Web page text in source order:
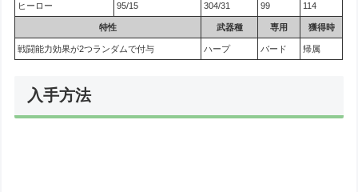
ヒーロー 95/15 304/31 99 114
特性 武器種 専用 獲得時
戦闘能力効果が2つランダムで付与 ハープ バード 帰属
入手方法